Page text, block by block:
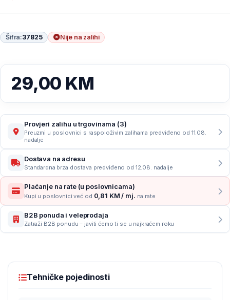
Šifra:37825 Nije na zalihi
29,00 KM
Provjeri zalihu u trgovinama (3)
Preuzmi u poslovnici s raspoloživim zalihama predviđeno od 11.08.
nadalje
Dostava na adresu
Standardna brza dostava predviđeno od 12.08. nadalje
Plaćanje na rate (u poslovnicama)
Kupi u poslovnici već od 0,81 KM / mj. na rate
B2B ponuda i veleprodaja
Zatraži B2B ponudu – javiti ćemo ti se u najkraćem roku
Tehničke pojedinosti